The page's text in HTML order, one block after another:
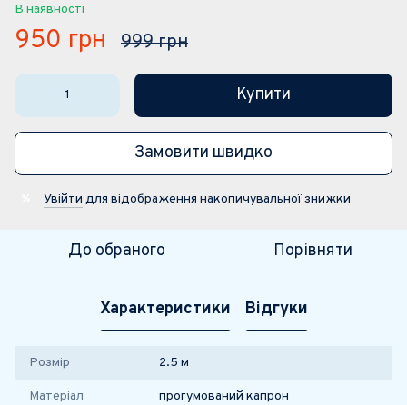
В наявності
950 грн 999 грн
Купити
Замовити швидко
Увійти для відображення накопичувальної знижки
До обраного Порівняти
Характеристики Відгуки
Розмір 2.5 м
Матеріал прогумований капрон